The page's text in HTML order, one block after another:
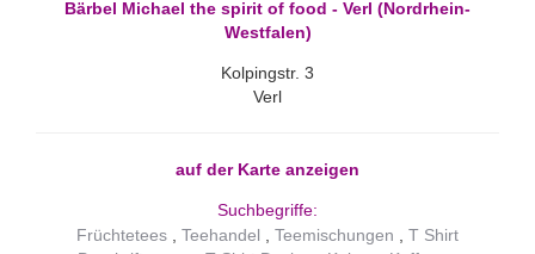
Bärbel Michael the spirit of food - Verl (Nordrhein-
Westfalen)
Kolpingstr. 3
Verl
auf der Karte anzeigen
Suchbegriffe:
Früchtetees
Teehandel Teemischungen
T Shirt